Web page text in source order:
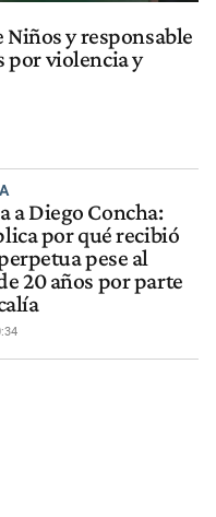
y responsable
por violencia y
a Diego Concha:
por qué recibió
pese al
20 años por parte